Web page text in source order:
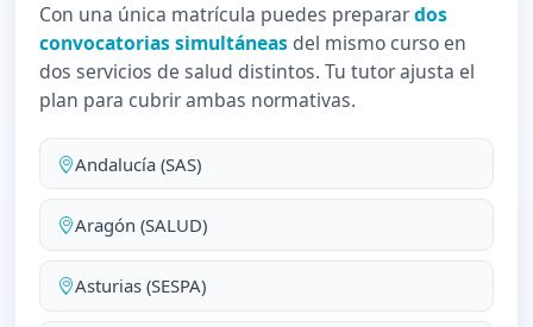
Con una única matrícula puedes preparardos
convocatorias simultáneas del mismo curso en
dos servicios de salud distintos. Tu tutor ajusta el
plan para cubrir ambas normativas.
Andalucía (SAS)
Aragón (SALUD)
Asturias (SESPA)